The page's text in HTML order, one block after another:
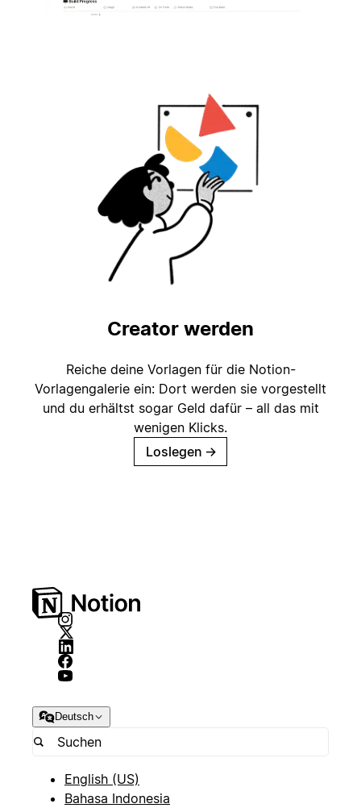
Creator werden
Reiche deine Vorlagen für die Notion-
Vorlagengalerie ein: Dort werden sie vorgestellt
und du erhältst sogar Geld dafür – all das mit
wenigen Klicks.
Loslegen →
Deutsch
English (US)
Bahasa Indonesia